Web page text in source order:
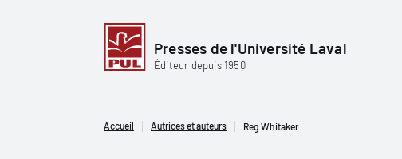
Presses de l'Université Laval
Éditeur depuis 1950
Accueil Autrices et auteurs Reg Whitaker